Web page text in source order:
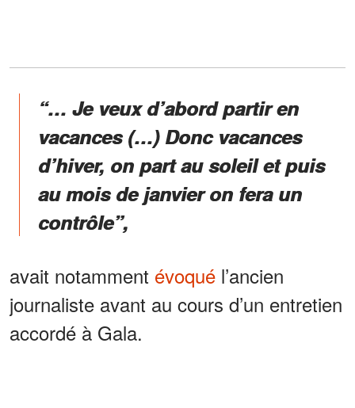
“… Je veux d’abord partir en
vacances (…) Donc vacances
d’hiver, on part au soleil et puis
au mois de janvier on fera un
contrôle”,
avait notamment évoqué l’ancien
journaliste avant au cours d’un entretien
accordé à Gala.